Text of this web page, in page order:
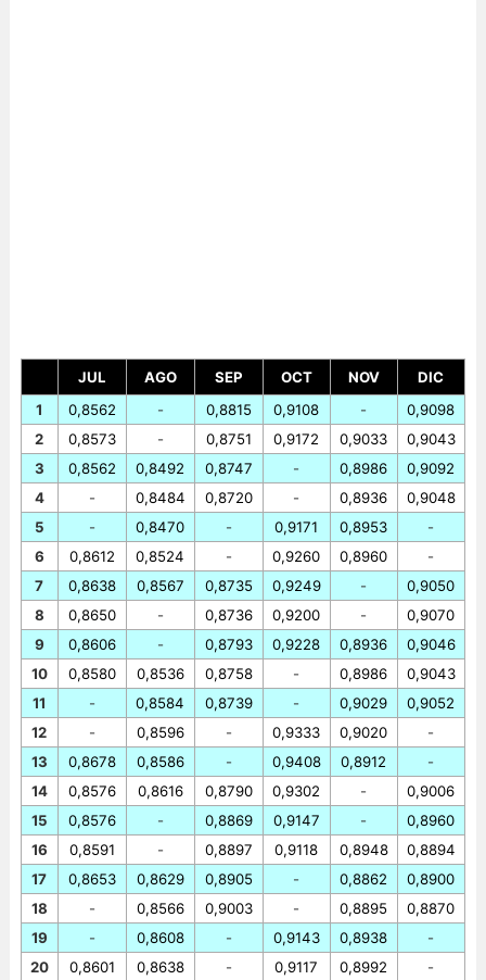
JUL AGO SEP OCT NOV
DIC
1
2
3
4
5
6
7
8
9
10
11
12
13
14
15
16
17
18
19
20
0,8562
0,8573
0,8562
-
-
0,8612
0,8638
0,8650
0,8606
0,8580
-
-
0,8678
0,8576
0,8576
0,8591
0,8653
-
-
0,8601
-
-
0,8492
0,8484
0,8470
0,8524
0,8567
-
-
0,8536
0,8584
0,8596
0,8586
0,8616
-
-
0,8629
0,8566
0,8608
0,8638
0,8815
0,8751
0,8747
0,8720
-
-
0,8735
0,8736
0,8793
0,8758
0,8739
-
-
0,8790
0,8869
0,8897
0,8905
0,9003
-
-
0,9108
0,9172
-
-
0,9171
0,9260
0,9249
0,9200
0,9228
-
-
0,9333
0,9408
0,9302
0,9147
0,9118
-
-
0,9143
0,9117
-
0,9033
0,8986
0,8936
0,8953
0,8960
-
-
0,8936
0,8986
0,9029
0,9020
0,8912
-
-
0,8948
0,8862
0,8895
0,8938
0,8992
0,9098
0,9043
0,9092
0,9048
-
-
0,9050
0,9070
0,9046
0,9043
0,9052
-
-
0,9006
0,8960
0,8894
0,8900
0,8870
-
-